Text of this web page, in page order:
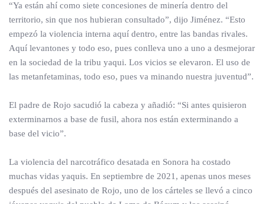
“Ya están ahí como siete concesiones de minería dentro del
territorio, sin que nos hubieran consultado”, dijo Jiménez. “Esto
empezó la violencia interna aquí dentro, entre las bandas rivales.
Aquí levantones y todo eso, pues conlleva uno a uno a desmejorar
en la sociedad de la tribu yaqui. Los vicios se elevaron. El uso de
las metanfetaminas, todo eso, pues va minando nuestra juventud”.
El padre de Rojo sacudió la cabeza y añadió: “Si antes quisieron
exterminarnos a base de fusil, ahora nos están exterminando a
base del vicio”.
La violencia del narcotráfico desatada en Sonora ha costado
muchas vidas yaquis. En septiembre de 2021, apenas unos meses
después del asesinato de Rojo, uno de los cárteles se llevó a cinco